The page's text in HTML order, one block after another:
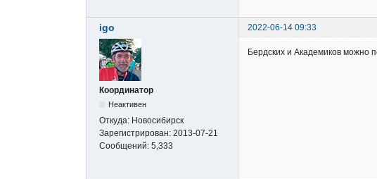
igo 2022-06-14 09:33
Координатор
Неактивен
Откуда: Новосибирск
Зарегистрирован: 2013-07-21
Сообщений: 5,333
Бердских и Академиков можно